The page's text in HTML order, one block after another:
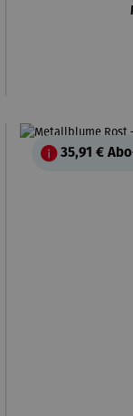
35,91 €